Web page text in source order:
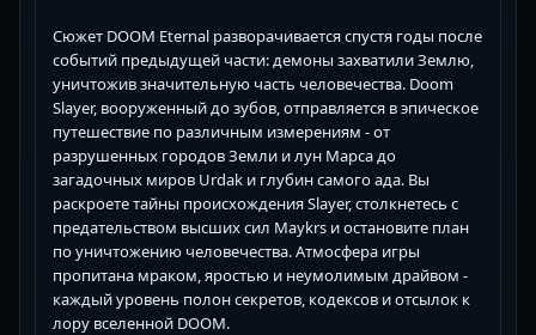
Сюжет DOOM Eternal разворачивается спустя годы после
событий предыдущей части: демоны захватили Землю,
уничтожив значительную часть человечества. Doom
Slayer, вооруженный до зубов, отправляется в эпическое
путешествие по различным измерениям - от
разрушенных городов Земли и лун Марса до
загадочных миров Urdak и глубин самого ада. Вы
раскроете тайны происхождения Slayer, столкнетесь с
предательством высших сил Maykrs и остановите план
по уничтожению человечества. Атмосфера игры
пропитана мраком, яростью и неумолимым драйвом -
каждый уровень полон секретов, кодексов и отсылок к
лору вселенной DOOM.